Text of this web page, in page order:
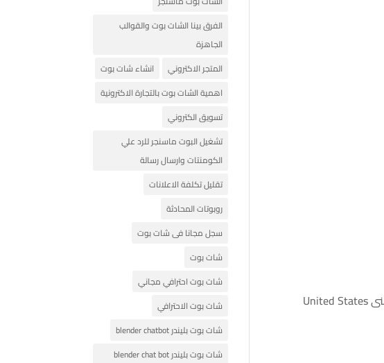
أطلقت European Union تشريعات مثل **قانون الذكاء الاصطناعي (AI Act)** لتنظيم المخاطر، بينما تتبنى United States
الفرق بينا الشات بوت والقوالب
الجاهزة
المتجر الاكتروني
انشاء شات بوت
اهمية الشات بوت بالتجارة الاكترونية
تسويق الكتروني
تشغيل البوت ماسنجر للرد علي
الكومنتات وارسال رسالة
تقليل تكلفة الاعلانات
روبوتات المحادثة
سجل مجانا فى شات بوت
شات بوت
شات بوت احترافي مجاني
شات بوت الاحترافي
شات بوت بليندر blender chatbot
شات بوت بليندر blender chat bot